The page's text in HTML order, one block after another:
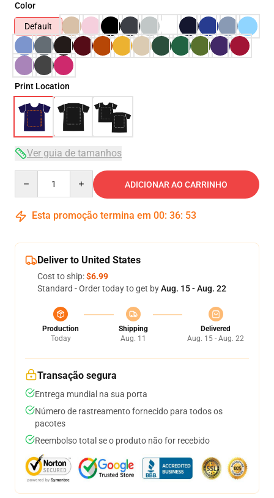
Color
Default
Print Location
Ver guia de tamanhos
ADICIONAR AO CARRINHO
Esta promoção termina em 00: 36: 53
Deliver to United States
Cost to ship:$6.99
Standard - Order today to get byAug. 15 - Aug. 22
Production
Today
Shipping
Aug. 11
Delivered
Aug. 15 - Aug. 22
Transação segura
Entrega mundial na sua porta
Número de rastreamento fornecido para todos os
pacotes
Reembolso total se o produto não for recebido